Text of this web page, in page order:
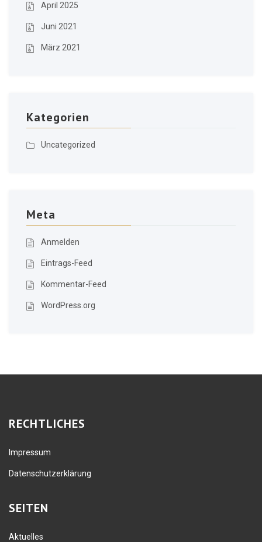
April 2025
Juni 2021
März 2021
Kategorien
Uncategorized
Meta
Anmelden
Eintrags-Feed
Kommentar-Feed
WordPress.org
RECHTLICHES
Impressum
Datenschutzerklärung
SEITEN
Aktuelles